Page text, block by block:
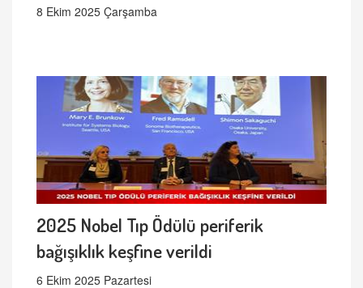
8 Ekim 2025 Çarşamba
2025 Nobel Tıp Ödülü periferik
bağışıklık keşfine verildi
6 Ekim 2025 Pazartesi